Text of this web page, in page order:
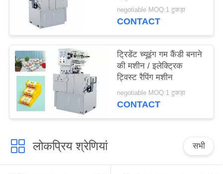
मशीन
negotiable MOQ:1 टुकड़ा
CONTACT
ट्रिडेंट च्यूइंग गम कैंडी बनाने
की मशीन / इलेक्ट्रिक
ट्विस्ट रैपिंग मशीन
negotiable MOQ:1 टुकड़ा
CONTACT
लोकप्रिय श्रेणियां सभी